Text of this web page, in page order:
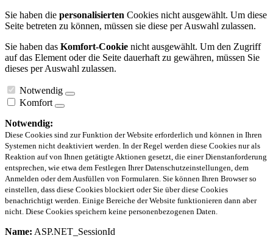
Sie haben die personalisierten Cookies nicht ausgewählt. Um diese
Seite betreten zu können, müssen sie diese per Auswahl zulassen.
Sie haben das Komfort-Cookie nicht ausgewählt. Um den Zugriff
auf das Element oder die Seite dauerhaft zu gewähren, müssen Sie
dieses per Auswahl zulassen.
Notwendig
Komfort
Notwendig:
Diese Cookies sind zur Funktion der Website erforderlich und können in Ihren
Systemen nicht deaktiviert werden. In der Regel werden diese Cookies nur als
Reaktion auf von Ihnen getätigte Aktionen gesetzt, die einer Dienstanforderung
entsprechen, wie etwa dem Festlegen Ihrer Datenschutzeinstellungen, dem
Anmelden oder dem Ausfüllen von Formularen. Sie können Ihren Browser so
einstellen, dass diese Cookies blockiert oder Sie über diese Cookies
benachrichtigt werden. Einige Bereiche der Website funktionieren dann aber
nicht. Diese Cookies speichern keine personenbezogenen Daten.
Name: ASP.NET_SessionId